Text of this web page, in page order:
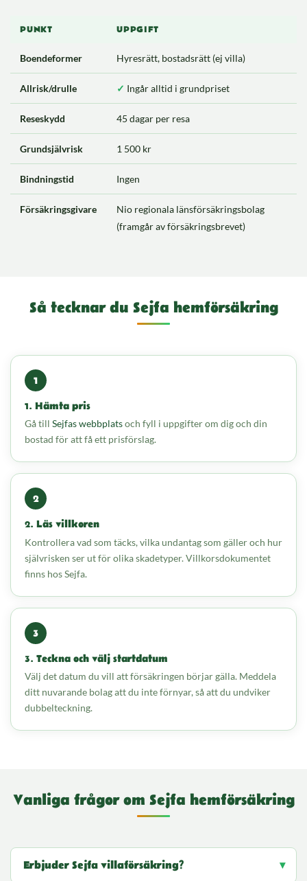
PUNKT UPPGIFT
Boendeformer Hyresrätt, bostadsrätt (ej villa)
Allrisk/drulle ✓ Ingår alltid i grundpriset
Reseskydd 45 dagar per resa
Grundsjälvrisk 1 500 kr
Bindningstid Ingen
Försäkringsgivare
Nio regionala länsförsäkringsbolag
(framgår av försäkringsbrevet)
Så tecknar du Sejfa hemförsäkring
1. Hämta pris
Gå till Sejfas webbplatsoch fyll i uppgifter om dig och din
bostad för att få ett prisförslag.
2. Läs villkoren
Kontrollera vad som täcks, vilka undantag som gäller och hur
självrisken ser ut för olika skadetyper. Villkorsdokumentet
finns hos Sejfa.
3. Teckna och välj startdatum
Välj det datum du vill att försäkringen börjar gälla. Meddela
ditt nuvarande bolag att du inte förnyar, så att du undviker
dubbelteckning.
Vanliga frågor om Sejfa hemförsäkring
Erbjuder Sejfa villaförsäkring?